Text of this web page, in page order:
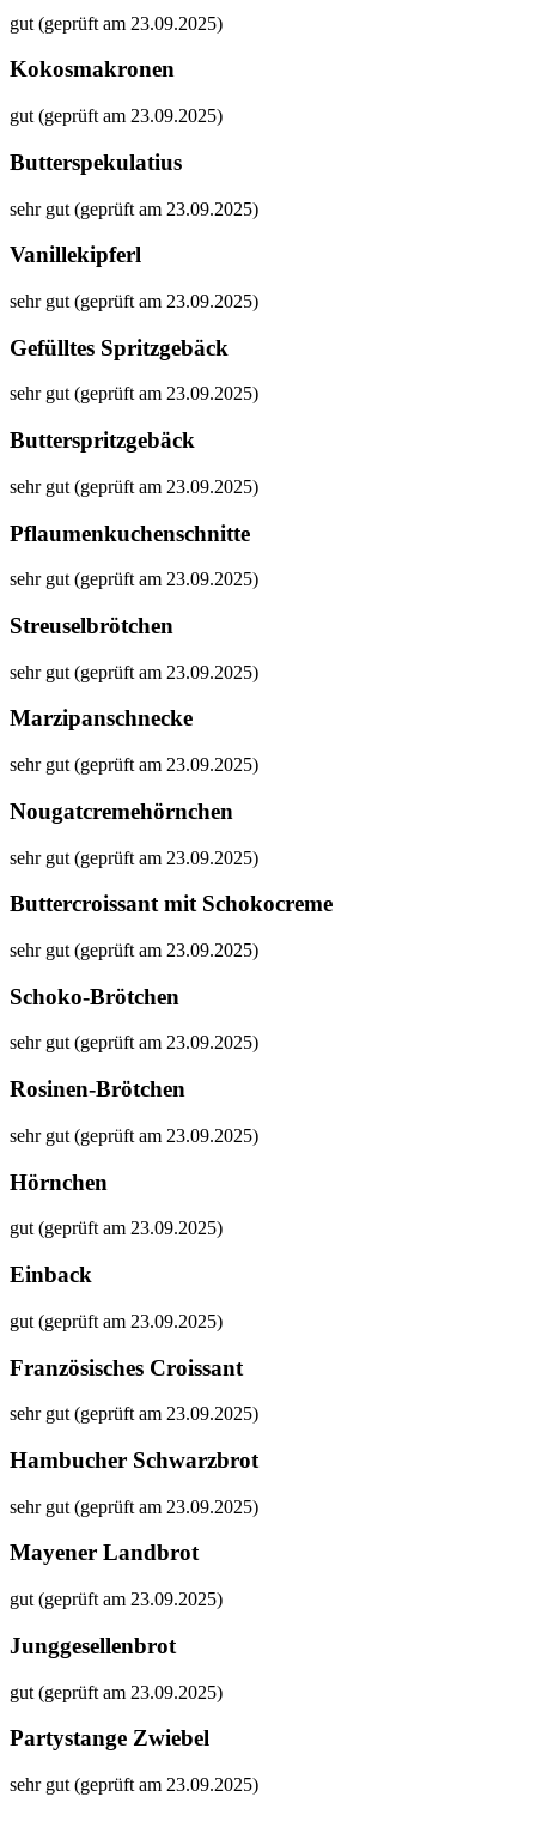
gut (geprüft am 23.09.2025)
Kokosmakronen
gut (geprüft am 23.09.2025)
Butterspekulatius
sehr gut (geprüft am 23.09.2025)
Vanillekipferl
sehr gut (geprüft am 23.09.2025)
Gefülltes Spritzgebäck
sehr gut (geprüft am 23.09.2025)
Butterspritzgebäck
sehr gut (geprüft am 23.09.2025)
Pflaumenkuchenschnitte
sehr gut (geprüft am 23.09.2025)
Streuselbrötchen
sehr gut (geprüft am 23.09.2025)
Marzipanschnecke
sehr gut (geprüft am 23.09.2025)
Nougatcremehörnchen
sehr gut (geprüft am 23.09.2025)
Buttercroissant mit Schokocreme
sehr gut (geprüft am 23.09.2025)
Schoko-Brötchen
sehr gut (geprüft am 23.09.2025)
Rosinen-Brötchen
sehr gut (geprüft am 23.09.2025)
Hörnchen
gut (geprüft am 23.09.2025)
Einback
gut (geprüft am 23.09.2025)
Französisches Croissant
sehr gut (geprüft am 23.09.2025)
Hambucher Schwarzbrot
sehr gut (geprüft am 23.09.2025)
Mayener Landbrot
gut (geprüft am 23.09.2025)
Junggesellenbrot
gut (geprüft am 23.09.2025)
Partystange Zwiebel
sehr gut (geprüft am 23.09.2025)